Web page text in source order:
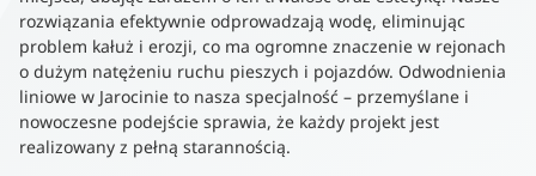
rozwiązania efektywnie odprowadzają wodę, eliminując
problem kałuż i erozji, co ma ogromne znaczenie w rejonach
o dużym natężeniu ruchu pieszych i pojazdów. Odwodnienia
liniowe w Jarocinie to nasza specjalność – przemyślane i
nowoczesne podejście sprawia, że każdy projekt jest
realizowany z pełną starannością.